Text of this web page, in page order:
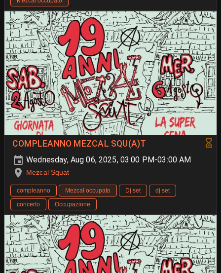
COMPLEANNO MEZCAL SQU(A)T
Wednesday, Aug 06, 2025, 03:00 PM-03:00 AM
Mezcal Squat
compleanno Mezcal occupato Dj set
dj set
concerto
Occupazione